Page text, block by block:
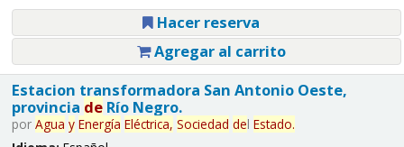
Hacer reserva
Agregar al carrito
Estacion transformadora San Antonio Oeste,
provincia deRío Negro.
por Agua y Energía Eléctrica, Sociedad del Estado.